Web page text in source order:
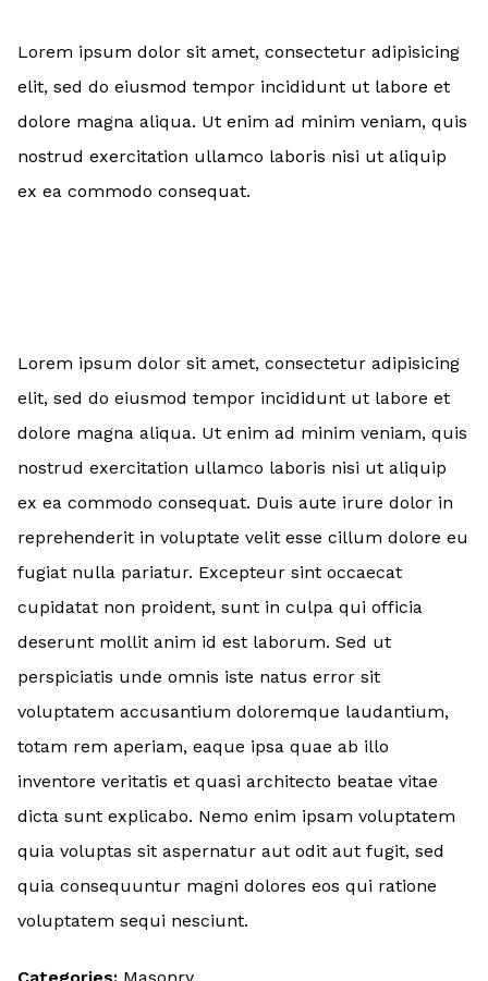
Lorem ipsum dolor sit amet, consectetur adipisicing
elit, sed do eiusmod tempor incididunt ut labore et
dolore magna aliqua. Ut enim ad minim veniam, quis
nostrud exercitation ullamco laboris nisi ut aliquip
ex ea commodo consequat.
Lorem ipsum dolor sit amet, consectetur adipisicing
elit, sed do eiusmod tempor incididunt ut labore et
dolore magna aliqua. Ut enim ad minim veniam, quis
nostrud exercitation ullamco laboris nisi ut aliquip
ex ea commodo consequat. Duis aute irure dolor in
reprehenderit in voluptate velit esse cillum dolore eu
fugiat nulla pariatur. Excepteur sint occaecat
cupidatat non proident, sunt in culpa qui officia
deserunt mollit anim id est laborum. Sed ut
perspiciatis unde omnis iste natus error sit
voluptatem accusantium doloremque laudantium,
totam rem aperiam, eaque ipsa quae ab illo
inventore veritatis et quasi architecto beatae vitae
dicta sunt explicabo. Nemo enim ipsam voluptatem
quia voluptas sit aspernatur aut odit aut fugit, sed
quia consequuntur magni dolores eos qui ratione
voluptatem sequi nesciunt.